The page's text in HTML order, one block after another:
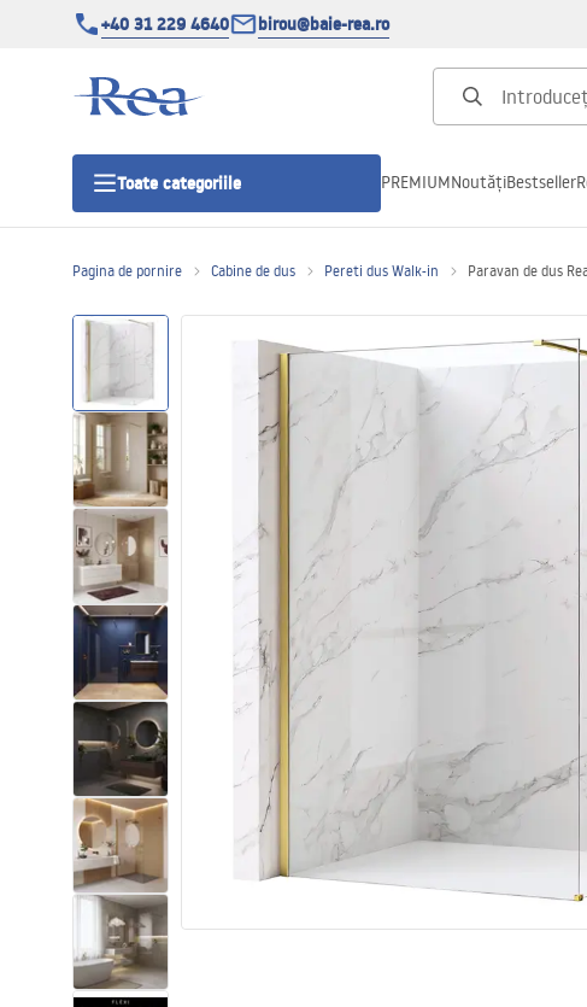
+40 31 229 4640 birou@baie-rea.ro
Toate categoriile
Usi pentru cabine de dus
Cadite de dus
Rigole Liniare
Vase WC si Bideuri
Lavoare
Cazi cu paravane
Baterii sanitare
Dusuri
Bucatarie
Accesorii și mobilier pentru baie
PREMIUMNoutățiBestseller
Pagina de pornire Cabine de dus Pereti dus Walk-in Paravan de dus